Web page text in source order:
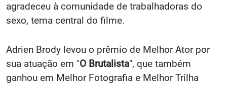
agradeceu à comunidade de trabalhadoras do
sexo, tema central do filme.
Adrien Brody levou o prêmio de Melhor Ator por
sua atuação em "O Brutalista", que também
ganhou em Melhor Fotografia e Melhor Trilha